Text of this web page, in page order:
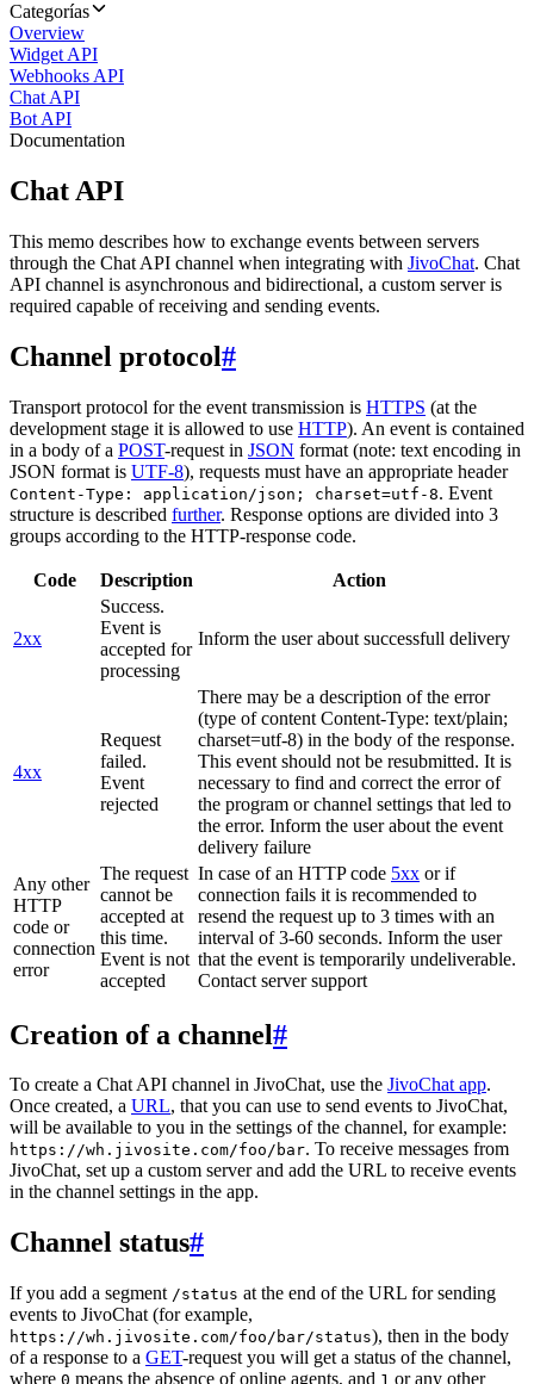
Categorías
Overview
Widget API
Webhooks API
Chat API
Bot API
Documentation
Chat API
This memo describes how to exchange events between servers
through the Chat API channel when integrating with JivoChat. Chat
API channel is asynchronous and bidirectional, a custom server is
required capable of receiving and sending events.
Channel protocol#
Transport protocol for the event transmission is HTTPS (at the
development stage it is allowed to use HTTP). An event is contained
in a body of a POST-request in JSON format (note: text encoding in
JSON format is UTF-8), requests must have an appropriate header
Content-Type: application/json; charset=utf-8. Event
structure is described further. Response options are divided into 3
groups according to the HTTP-response code.
Code Description Action
2xx
Success.
Event is
accepted for
processing
Inform the user about successfull delivery
4xx
Request
failed.
Event
rejected
There may be a description of the error
(type of content Content-Type: text/plain;
charset=utf-8) in the body of the response.
This event should not be resubmitted. It is
necessary to find and correct the error of
the program or channel settings that led to
the error. Inform the user about the event
delivery failure
Any other
HTTP
code or
connection
error
The request
cannot be
accepted at
this time.
Event is not
accepted
In case of an HTTP code 5xx or if
connection fails it is recommended to
resend the request up to 3 times with an
interval of 3-60 seconds. Inform the user
that the event is temporarily undeliverable.
Contact server support
Creation of a channel#
To create a Chat API channel in JivoChat, use the JivoChat app.
Once created, a URL, that you can use to send events to JivoChat,
will be available to you in the settings of the channel, for example:
https://wh.jivosite.com/foo/bar. To receive messages from
JivoChat, set up a custom server and add the URL to receive events
in the channel settings in the app.
Channel status#
If you add a segment /status at the end of the URL for sending
events to JivoChat (for example,
https://wh.jivosite.com/foo/bar/status), then in the body
of a response to a GET-request you will get a status of the channel,
where 0 means the absence of online agents, and 1 or any other